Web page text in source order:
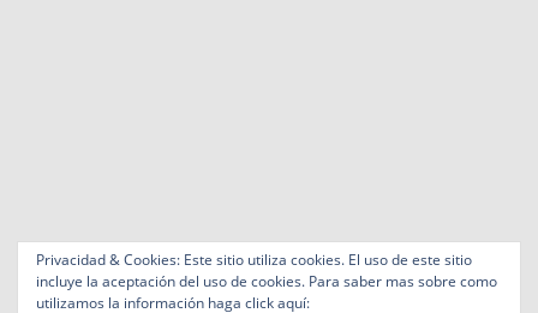
Privacidad & Cookies: Este sitio utiliza cookies. El uso de este sitio
incluye la aceptación del uso de cookies. Para saber mas sobre como
utilizamos la información haga click aquí: